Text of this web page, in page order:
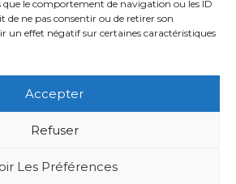
que le comportement de navigation ou les ID
de ne pas consentir ou de retirer son
un effet négatif sur certaines caractéristiques
Accepter
Refuser
Les Préférences
rafraîchissant